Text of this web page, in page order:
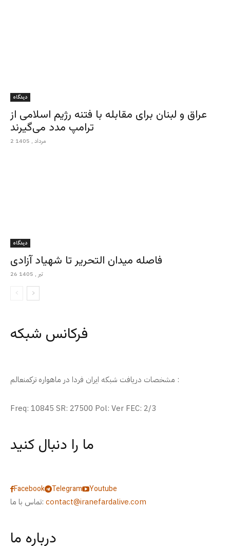
دیدگاه
عراق و لبنان برای مقابله با فتنه رژیم اسلامی از
ترامپ مدد می‌گیرند
2 مرداد , 1405
دیدگاه
فاصله میدان التحریر تا شهیاد آزادی
26 تیر , 1405
فرکانس شبکه
مشخصات دریافت شبکه ایران فردا در ماهواره ترکمنعالم :
Freq: 10845 SR: 27500 Pol: Ver FEC: 2/3
ما را دنبال کنید
Facebook Telegram
Youtube
تماس با ما: contact@iranefardalive.com
درباره ما